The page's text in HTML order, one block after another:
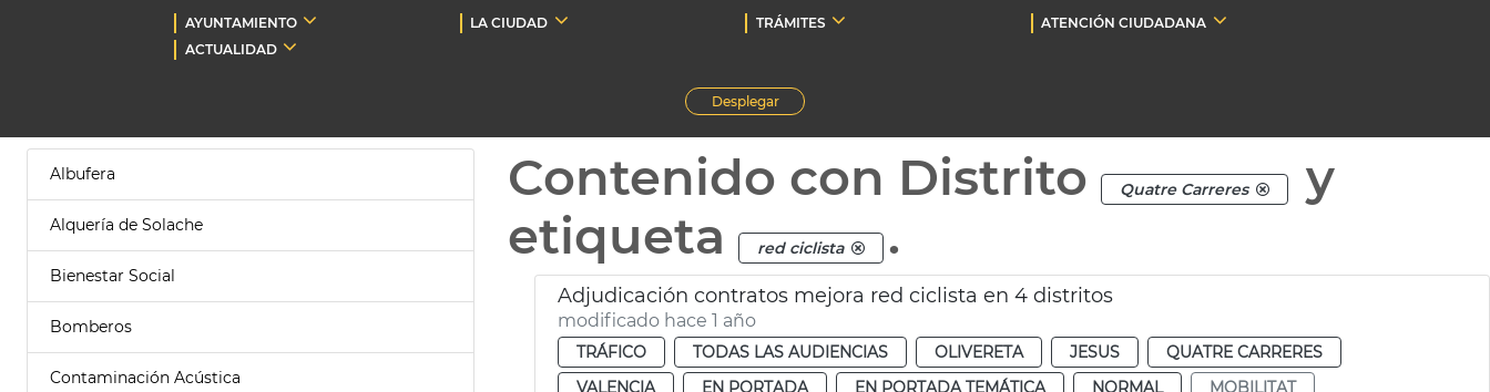
AYUNTAMIENTO LA CIUDAD TRÁMITES
ATENCIÓN CIUDADANA
ACTUALIDAD
Desplegar
Albufera
Alquería de Solache
Bienestar Social
Bomberos
Contaminación Acústica
Contenido con Distrito Quatre Carreres
y
etiqueta
red ciclista .
Adjudicación contratos mejora red ciclista en 4 distritos
modificado hace 1 año
TRÁFICO TODAS LAS AUDIENCIAS OLIVERETA JESUS
QUATRE CARRERES
VALENCIA
EN PORTADA EN PORTADA TEMÁTICA NORMAL
MOBILITAT